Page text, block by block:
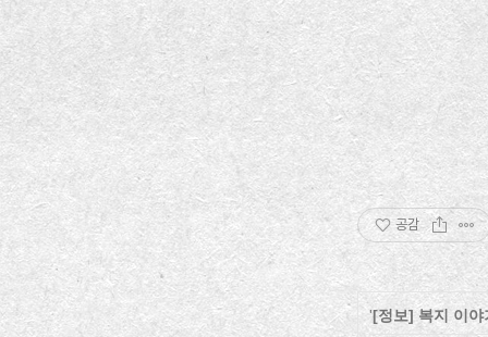
공감
' [정보] 복지 이야